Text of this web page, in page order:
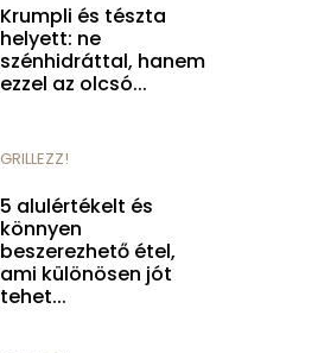
Krumpli és tészta
helyett: ne
szénhidráttal, hanem
ezzel az olcsó...
GRILLEZZ!
5 alulértékelt és
könnyen
beszerezhető étel,
ami különösen jót
tehet...